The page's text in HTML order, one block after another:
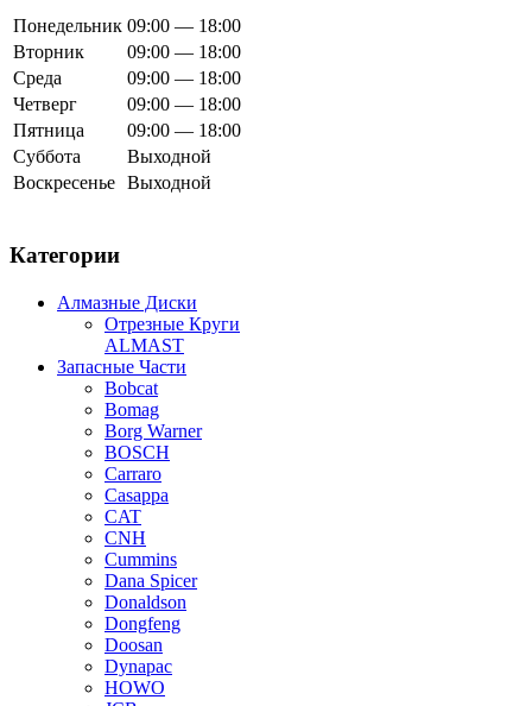
Понедельник 09:00 — 18:00
Вторник
09:00 — 18:00
Среда
09:00 — 18:00
Четверг
09:00 — 18:00
Пятница
09:00 — 18:00
Суббота
Выходной
Воскресенье Выходной
Категории
Алмазные Диски
Отрезные Круги
ALMAST
Запасные Части
Bobcat
Bomag
Borg Warner
BOSCH
Carraro
Casappa
CAT
CNH
Cummins
Dana Spicer
Donaldson
Dongfeng
Doosan
Dynapac
HOWO